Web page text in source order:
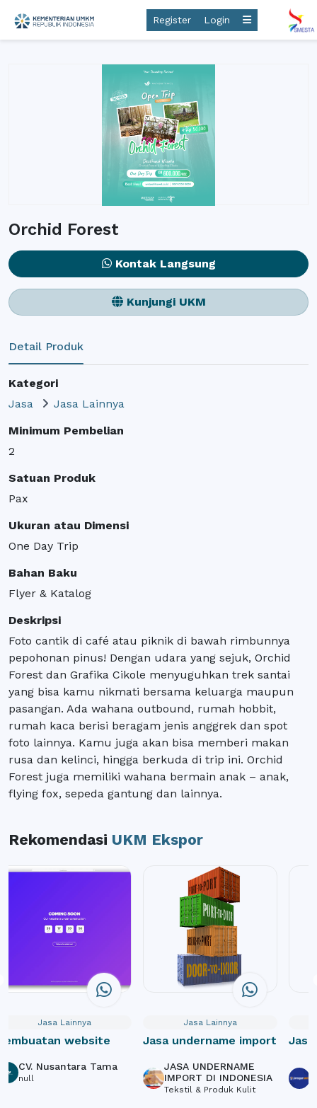
Register Login
Orchid Forest
Kontak Langsung
Kunjungi UKM
Detail Produk
Kategori
Jasa
Jasa Lainnya
Minimum Pembelian
2
Satuan Produk
Pax
Ukuran atau Dimensi
One Day Trip
Bahan Baku
Flyer & Katalog
Deskripsi
Foto cantik di café atau piknik di bawah rimbunnya
pepohonan pinus! Dengan udara yang sejuk, Orchid
Forest dan Grafika Cikole menyuguhkan trek santai
yang bisa kamu nikmati bersama keluarga maupun
pasangan. Ada wahana outbound, rumah hobbit,
rumah kaca berisi beragam jenis anggrek dan spot
foto lainnya. Kamu juga akan bisa memberi makan
rusa dan kelinci, hingga berkuda di trip ini. Orchid
Forest juga memiliki wahana bermain anak – anak,
flying fox, sepeda gantung dan lainnya.
Rekomendasi UKM Ekspor
Jasa Lainnya
website
CV. Nusantara Tama
null
Jasa Lainnya
Jasa undername import
JASA UNDERNAME
IMPORT DI INDONESIA
Tekstil & Produk Kulit